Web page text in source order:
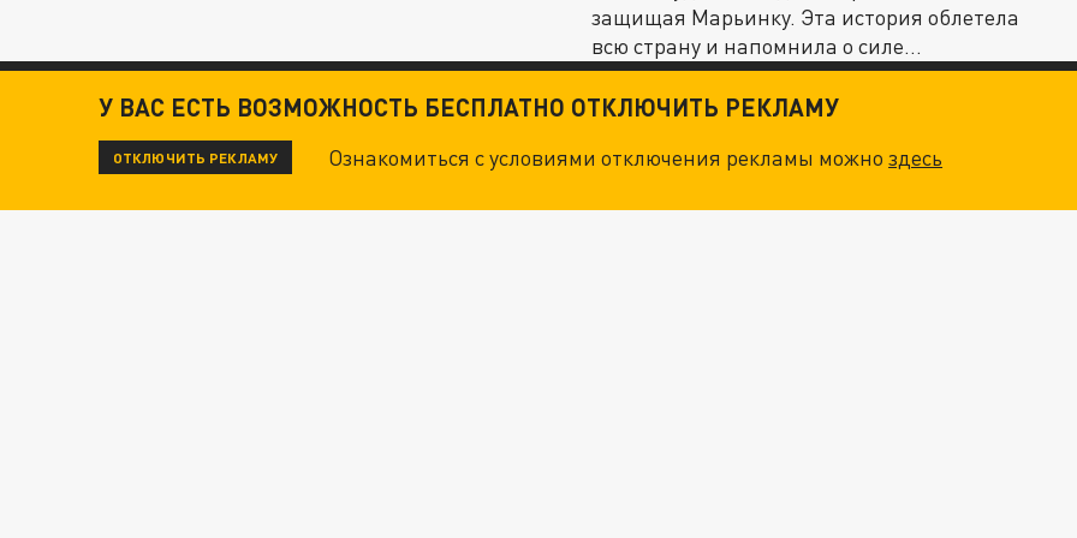
защищая Марьинку. Эта история облетела
всю страну и напомнила о силе...
У ВАС ЕСТЬ ВОЗМОЖНОСТЬ БЕСПЛАТНО ОТКЛЮЧИТЬ РЕКЛАМУ
ОТКЛЮЧИТЬ РЕКЛАМУ Ознакомиться с условиями отключения рекламы можноздесь